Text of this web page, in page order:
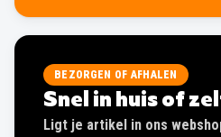
BEZORGEN OF AFHALEN
Snel in huis of
Ligt je artikel in ons